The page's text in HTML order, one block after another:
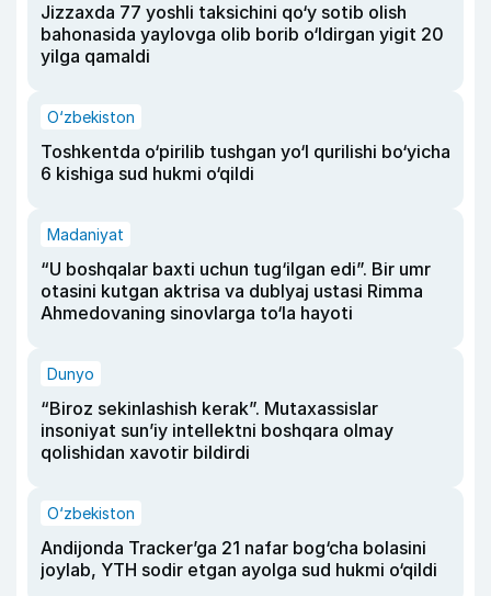
Jizzaxda 77 yoshli taksichini qo‘y sotib olish
bahonasida yaylovga olib borib o‘ldirgan yigit 20
yilga qamaldi
O‘zbekiston
Toshkentda o‘pirilib tushgan yo‘l qurilishi bo‘yicha
6 kishiga sud hukmi o‘qildi
Madaniyat
“U boshqalar baxti uchun tug‘ilgan edi”. Bir umr
otasini kutgan aktrisa va dublyaj ustasi Rimma
Ahmedovaning sinovlarga to‘la hayoti
Dunyo
“Biroz sekinlashish kerak”. Mutaxassislar
insoniyat sun’iy intellektni boshqara olmay
qolishidan xavotir bildirdi
O‘zbekiston
Andijonda Tracker’ga 21 nafar bog‘cha bolasini
joylab, YTH sodir etgan ayolga sud hukmi o‘qildi